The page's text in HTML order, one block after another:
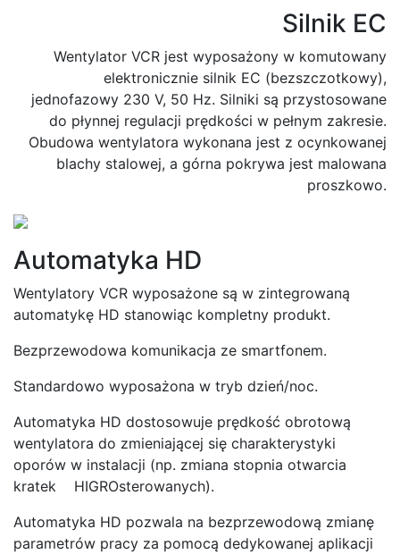
Silnik EC
Wentylator VCR jest wyposażony w komutowany
elektronicznie silnik EC (bezszczotkowy),
jednofazowy 230 V, 50 Hz. Silniki są przystosowane
do płynnej regulacji prędkości w pełnym zakresie.
Obudowa wentylatora wykonana jest z ocynkowanej
blachy stalowej, a górna pokrywa jest malowana
proszkowo.
Automatyka HD
Wentylatory VCR wyposażone są w zintegrowaną
automatykę HD stanowiąc kompletny produkt.
Bezprzewodowa komunikacja ze smartfonem.
Standardowo wyposażona w tryb dzień/noc.
Automatyka HD dostosowuje prędkość obrotową
wentylatora do zmieniającej się charakterystyki
oporów w instalacji (np. zmiana stopnia otwarcia
kratek HIGROsterowanych).
Automatyka HD pozwala na bezprzewodową zmianę
parametrów pracy za pomocą dedykowanej aplikacji